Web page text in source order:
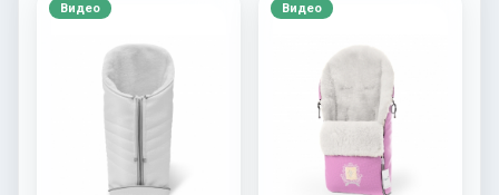
Видео Видео